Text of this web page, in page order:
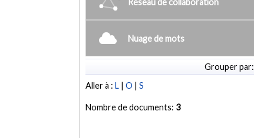
Nuage de mots
Grouper par:
Aller à :L |O |S
Nombre de documents: 3